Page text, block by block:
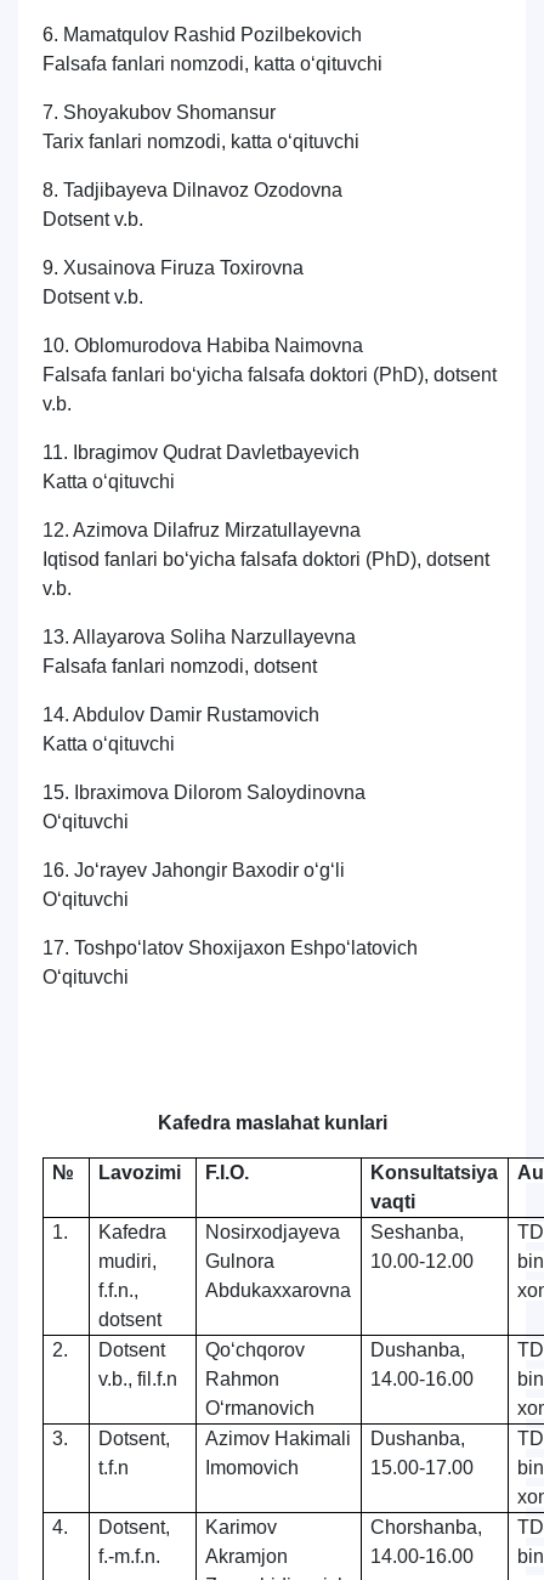
6. Mamatqulov Rashid Pozilbekovich
Falsafa fanlari nomzodi, katta o‘qituvchi
7. Shoyakubov Shomansur
Tarix fanlari nomzodi, katta o‘qituvchi
8. Tadjibayeva Dilnavoz Ozodovna
Dotsent v.b.
9. Xusainova Firuza Toxirovna
Dotsent v.b.
10. Oblomurodova Habiba Naimovna
Falsafa fanlari bo‘yicha falsafa doktori (PhD), dotsent
v.b.
11. Ibragimov Qudrat Davletbayevich
Katta o‘qituvchi
12. Azimova Dilafruz Mirzatullayevna
Iqtisod fanlari bo‘yicha falsafa doktori (PhD), dotsent
v.b.
13. Allayarova Soliha Narzullayevna
Falsafa fanlari nomzodi, dotsent
14. Abdulov Damir Rustamovich
Katta o‘qituvchi
15. Ibraximova Dilorom Saloydinovna
O‘qituvchi
16. Jo‘rayev Jahongir Baxodir o‘g‘li
O‘qituvchi
17. Toshpo‘latov Shoxijaxon Eshpo‘latovich
O‘qituvchi
Kafedra maslahat kunlari
№ Lavozimi F.I.O.
Konsultatsiya
vaqti
1.
Kafedra
mudiri,
f.f.n.,
dotsent
Nosirxodjayeva
Gulnora
Abdukaxxarovna
Seshanba,
10.00-12.00
2.
Dotsent
v.b., fil.f.n
Qo‘chqorov
Rahmon
O‘rmanovich
Dushanba,
14.00-16.00
3.
Dotsent,
t.f.n
Azimov Hakimali
Imomovich
Dushanba,
15.00-17.00
4.
Dotsent,
f.-m.f.n.
Karimov
Akramjon
Chorshanba,
14.00-16.00